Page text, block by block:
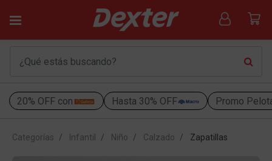
20% OFF con Hasta 30% OFF Promo
Categorías Infantil Niño Calzado Zapatillas